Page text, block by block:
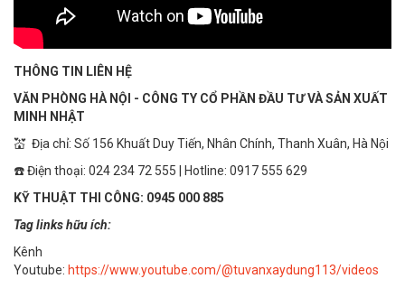
THÔNG TIN LIÊN HỆ
VĂN PHÒNG HÀ NỘI - CÔNG TY CỔ PHẦN ĐẦU TƯ VÀ SẢN XUẤT
MINH NHẬT
💒 Địa chỉ: Số 156 Khuất Duy Tiến, Nhân Chính, Thanh Xuân, Hà Nội
☎️ Điện thoại: 024 234 72 555 | Hotline: 0917 555 629
KỸ THUẬT THI CÔNG: 0945 000 885
Tag links hữu ích:
Kênh
Youtube: https://www.youtube.com/@tuvanxaydung113/videos